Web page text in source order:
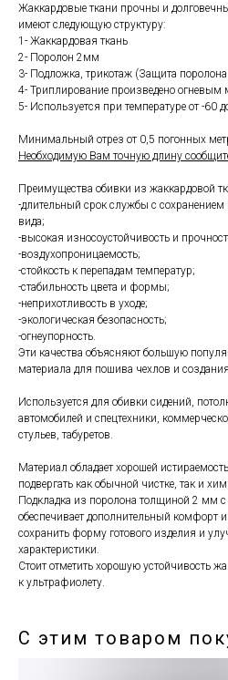
Жаккардовые ткани прочны и
имеют следующую структуру:
1- Жаккардовая ткань
2- Поролон 2мм
3- Подложка, трикотаж (Защита поролона
4- Триплирование произведено огневым
5- Используется при температуре от -60
Минимальный отрез от 0,5 погонных
Необходимую Вам точную длину
Преимущества обивки из жаккардовой
-длительный срок службы с сохранением
вида;
-высокая износоустойчивость и
-воздухопроницаемость;
-стойкость к перепадам температур;
-стабильность цвета и формы;
-неприхотливость в уходе;
-экологическая безопасность;
-огнеупорность.
Эти качества объясняют большую
материала для пошива чехлов и
Используется для обивки сидений,
автомобилей и спецтехники,
стульев, табуретов.
Материал обладает хорошей
подвергать как обычной чистке, так и
Подкладка из поролона толщиной 2 мм с
обеспечивает дополнительный комфорт
сохранить форму готового изделия и
характеристики.
Стоит отметить хорошую устойчивость
к ультрафиолету.
С этим товаром